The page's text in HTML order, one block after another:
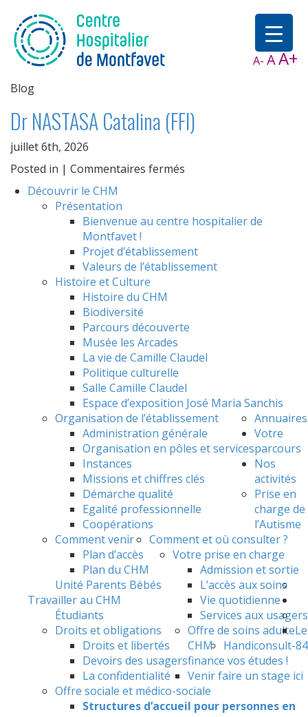
A- AA+
Blog
Dr NASTASA Catalina (FFI)
juillet 6th, 2026
Posted in | Commentaires fermés
Catalina
(FFI)
Découvrir le CHM
Présentation
Bienvenue au centre hospitalier de
Montfavet !
Projet d’établissement
Valeurs de l’établissement
Histoire et Culture
Histoire du CHM
Biodiversité
Parcours découverte
Musée les Arcades
La vie de Camille Claudel
Politique culturelle
Salle Camille Claudel
Espace d’exposition José Maria Sanchis
Organisation de l’établissement
Administration générale
Organisation en pôles et services
Instances
Missions et chiffres clés
Démarche qualité
Egalité professionnelle
Coopérations
Annuaires
Comment venir
Plan d’accès
Plan du CHM
Votre
parcours
Comment et où consulter ?
Votre prise en charge
Admission et sortie
L’accès aux soins
Vie quotidienne
Services aux usagers
Droits et obligations
Droits et libertés
Devoirs des usagers
La confidentialité
Nos
activités
Offre de soins adulte
Handiconsult-84
Offre sociale et médico-sociale
Structures d’accueil pour personnes en
Prise en
charge de
l’Autisme
Unité Parents Bébés
Travailler au CHM
Étudiants
Le
CHM
finance vos études !
Venir faire un stage ici